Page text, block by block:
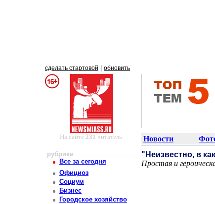
сделать стартовой обновить
На сайте 231 читатель Новости
рубрики
Все за сегодня
Официоз
Социум
Бизнес
Городское хозяйство
"Неизвестно, в
Простая и